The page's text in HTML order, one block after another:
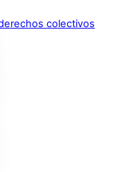
colectivos